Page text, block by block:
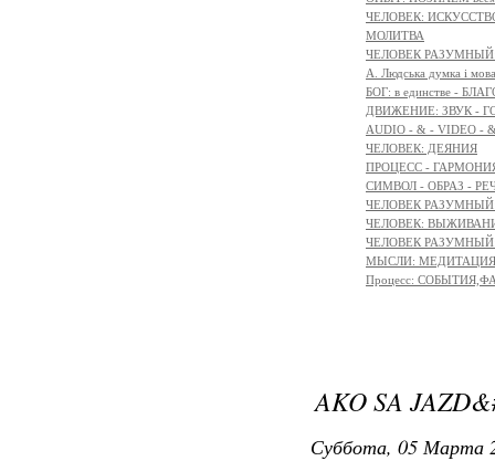
ЧЕЛОВЕК:
МОЛИТВА
ЧЕЛОВЕК
A. Людська думка і мова
БОГ: в единстве -
ДВИЖЕНИЕ: ЗВУК -
AUDIO - & - VIDEO -
ЧЕЛОВЕК: ДЕЯНИЯ
ПРОЦЕСС -
СИМВОЛ - ОБРАЗ -
ЧЕЛОВЕК
ЧЕЛОВЕК: ВЫЖИВАНИЕ
ЧЕЛОВЕК РАЗУМНЫЙ:
МЫСЛИ: МЕДИТАЦИЯ
Процесс:
AKO SA
Суббота, 05 Марта